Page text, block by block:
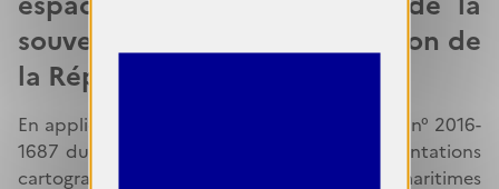
souveraineté ou de la juridiction de
la République française
En application de l’article 16 de l’ordonnance n° 2016-
1687 du 8 décembre 2016, seules les représentations
cartographiques des limites des espaces maritimes